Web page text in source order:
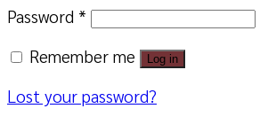
Password *
Remember me
Log in
Lost your password?